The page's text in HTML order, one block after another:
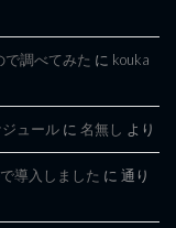
調べてみた に kouka
ュール に 名無し より
導入しました に 通り